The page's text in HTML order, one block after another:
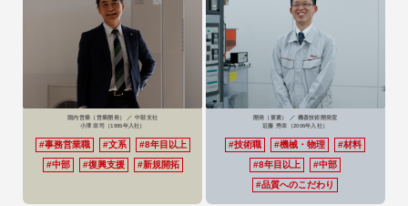
国内営業（営業開発） ／ 中部支社
小澤 幸司
（1995年入社）
#事務営業職 #文系
#8年目以上
#中部
#復興支援 #新規開拓
開発（要素） ／ 機器技術開発室
近藤 秀幸
（2006年入社）
#技術職 #機械・物理
#材料
#8年目以上
#中部
#品質へのこだわり
MY PAGE ENTRY
ONE CAREER